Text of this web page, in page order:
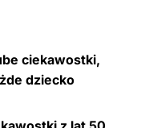
ciekawostki,
dziecko